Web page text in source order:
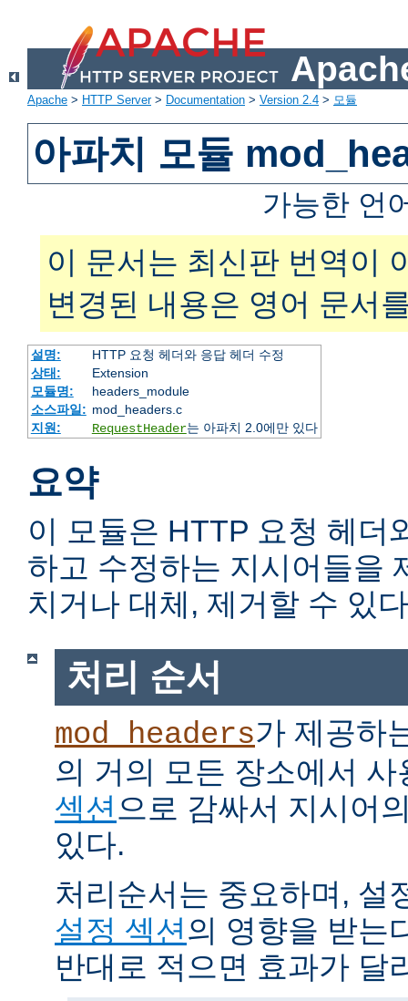
Apache > HTTP Server> Documentation > Version 2.4 > 모듈
아파치 모듈
가능한 언
이 문서는 최신판 번역이
변경된 내용은 영어 문서
설명:
HTTP 요청 헤더와 응답 헤더 수정
상태:
Extension
모듈명:
headers_module
소스파일: mod_headers.c
지원:
RequestHeader는 아파치 2.0에만 있다
요약
이 모듈은 HTTP 요청 헤더
하고 수정하는 지시어들을
치거나 대체, 제거할 수 있
처리 순서
mod_headers가 제공하
의 거의 모든 장소에서
섹션으로 감싸서 지시어
있다.
처리순서는 중요하며, 설
설정 섹션의 영향을 받는
반대로 적으면 효과가 달